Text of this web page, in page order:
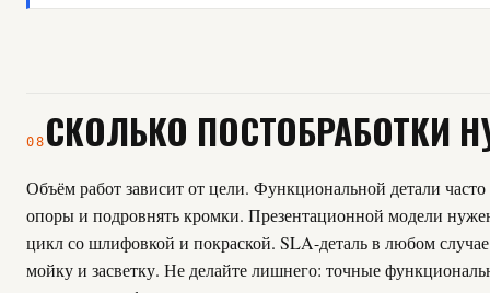
08 СКОЛЬКО ПОСТОБРАБОТКИ
Объём работ зависит от цели. Функциональной детали часто
опоры и подровнять кромки. Презентационной модели
цикл со шлифовкой и покраской. SLA-деталь в любом
мойку и засветку. Не делайте лишнего: точные